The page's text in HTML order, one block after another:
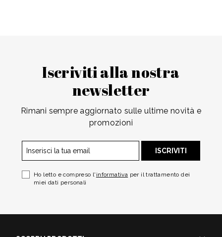
Iscriviti alla nostra
newsletter
Rimani sempre aggiornato sulle ultime novità e
promozioni
ISCRIVITI
Ho letto e compreso l' informativa per il trattamento dei
miei dati personali